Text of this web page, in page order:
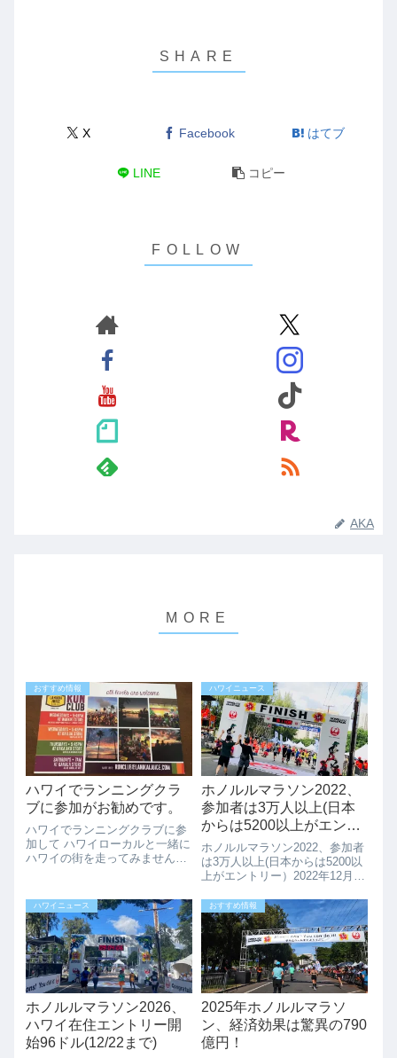
X Facebook はてブ
LINE コピー
AKA
おすすめ情報
ハワイでランニングクラ
ブに参加がお勧めです。
ハワイでランニングクラブに参
加して ハワイローカルと一緒に
ハワイの街を走ってみません
よ。日本からの旅行者のみなさ
まも、WELCOMEですので是非
参加してみてください。英語学
校に通うより、...
ハワイニュース
ホノルルマラソン2022、
参加者は3万人以上(日本
からは5200以上がエント
リー）
ホノルルマラソン2022、参加者
は3万人以上(日本からは5200以
上がエントリー）2022年12月11
年は50周年の記念大会というこ
ともあり3万に以上のランナー
が参加予定とのことです。2021
年はコロナの影響...
ハワイニュース
ホノルルマラソン2026、
ハワイ在住エントリー開
始96ドル(12/22まで)
おすすめ情報
2025年ホノルルマラソ
ン、経済効果は驚異の790
億円！